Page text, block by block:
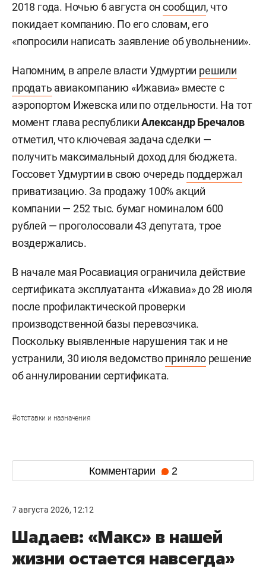
2018 года. Ночью 6 августа онсообщил, что
покидает компанию. По его словам, его
«попросили написать заявление об увольнении».
Напомним, в апреле власти Удмуртии решили
продать авиакомпанию «Ижавиа» вместе с
аэропортом Ижевска или по отдельности. На тот
момент глава республикиАлександр Бречалов
отметил, что ключевая задача сделки —
получить максимальный доход для бюджета.
Госсовет Удмуртии в свою очередь поддержал
приватизацию. За продажу 100% акций
компании — 252 тыс. бумаг номиналом 600
рублей — проголосовали 43 депутата, трое
воздержались.
В начале мая Росавиация ограничила действие
сертификата эксплуатанта «Ижавиа» до 28 июля
после профилактической проверки
производственной базы перевозчика.
Поскольку выявленные нарушения так и не
устранили, 30 июля ведомствопринялорешение
об аннулировании сертификата.
#отставки и назначения
Комментарии 2
7 августа 2026, 12:12
Шадаев: «Макс» в нашей
жизни остается навсегда»